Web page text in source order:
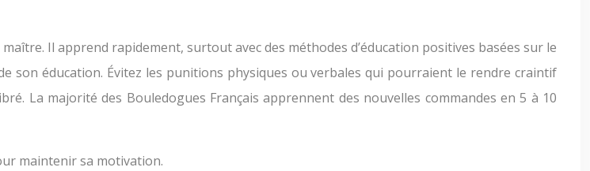
Il apprend rapidement, surtout avec des méthodes d’éducation positives basées sur le
son éducation. Évitez les punitions physiques ou verbales qui pourraient le rendre craintif
La majorité des Bouledogues Français apprennent des nouvelles commandes en 5 à 10
maintenir sa motivation.